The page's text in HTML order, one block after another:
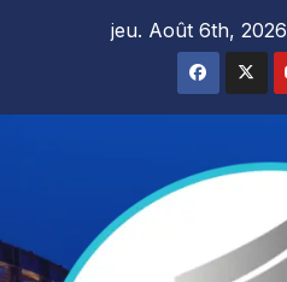
jeu. Août 6th, 2026